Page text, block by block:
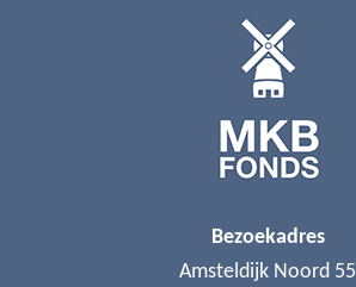
Bezoekadres
Amsteldijk Noord 55